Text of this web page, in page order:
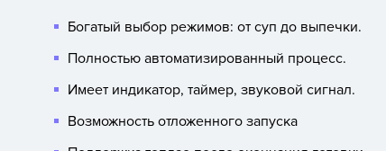
Богатый выбор режимов: от суп до выпечки.
Полностью автоматизированный процесс.
Имеет индикатор, таймер, звуковой сигнал.
Возможность отложенного запуска